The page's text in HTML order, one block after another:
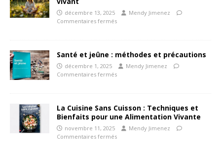
décembre 13, 2025
Mendy Jimenez
Commentaires fermés
Santé et jeûne : méthodes et précautions
décembre 1, 2025
Mendy Jimenez
Commentaires fermés
La Cuisine Sans Cuisson : Techniques et
Bienfaits pour une Alimentation Vivante
novembre 11, 2025
Mendy Jimenez
Commentaires fermés